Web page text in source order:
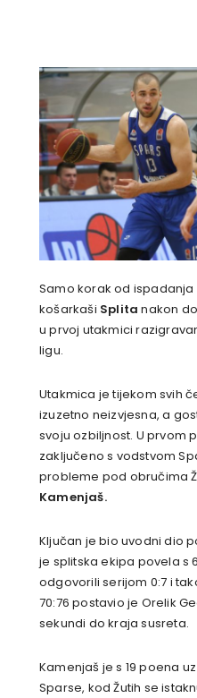
Samo korak od
košarkaši Splita nakon
u prvoj utakmici
ligu.
Utakmica je tijekom svih
izuzetno neizvjesna, a
svoju ozbiljnost. U prvom
zaključeno s vodstvom
probleme pod obručima
Kamenjaš.
Ključan je bio uvodni dio
je splitska ekipa povela s
odgovorili serijom 0:7 i
70:76 postavio je Orelik
sekundi do kraja susreta.
Kamenjaš je s 19 poena
Sparse, kod Žutih se